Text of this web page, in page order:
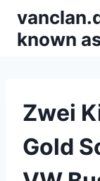
Inhalt
springen
known
Zwei
Gold